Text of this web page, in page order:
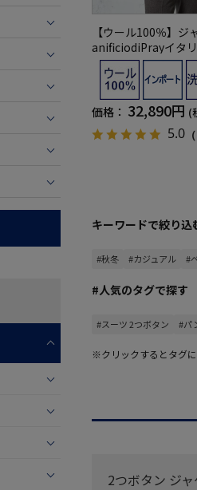
【ウール100％】ジ
anificiodiPrayイタ
＆MBLUELABEL秋
価格： 32,890円 (
5.0
キーワードで絞り込
#秋冬 #カジュアル #
#人気のタグで探す
#スーツ 2つボタン #パ
※クリックするとタグ
2つボタン ジ